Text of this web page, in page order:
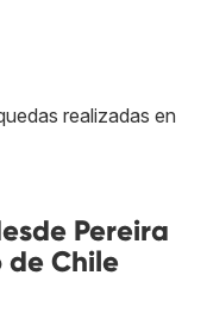
realizadas en
Pereira
de Chile